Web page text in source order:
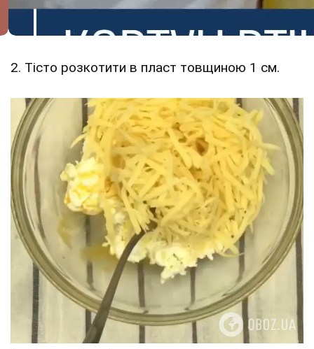
2. Тісто розкотити в пласт товщиною 1 см.